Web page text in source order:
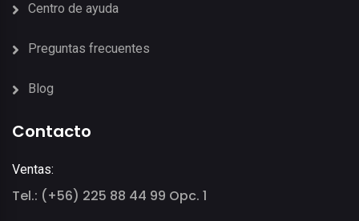
Centro de ayuda
Preguntas frecuentes
Blog
Contacto
Ventas:
Tel.: (+56) 225 88 44 99 Opc. 1